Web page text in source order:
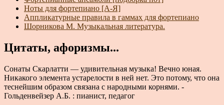
Ноты для фортепиано [А-Я]
Аппликатурные правила в гаммах для фортепиано
Шорникова М. Музыкальная литература.
Цитаты, афоризмы...
Сонаты Скарлатти — удивительная музыка! Вечно юная.
Никакого элемента устарелости в ней нет. Это потому, что она
теснейшим образом связана с народными корнями. -
Гольденвейзер А.Б. : пианист, педагог